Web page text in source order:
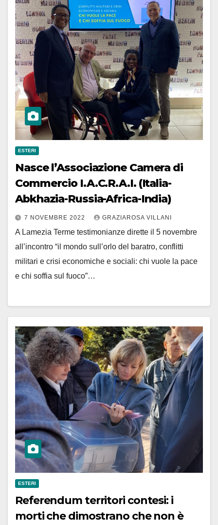
ESTERI
Nasce l’Associazione Camera di
Commercio I.A.C.R.A.I. (Italia-
Abkhazia-Russia-Africa-India)
7 NOVEMBRE 2022 GRAZIAROSA VILLANI
A Lamezia Terme testimonianze dirette il 5 novembre
all’incontro “il mondo sull’orlo del baratro, conflitti
militari e crisi economiche e sociali: chi vuole la pace
e chi soffia sul fuoco”…
ESTERI
Referendum territori contesi: i
morti che dimostrano che non è